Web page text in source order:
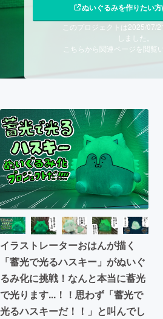
CAMPFIREふるさと納税
ぬいぐるみを作りたい方
このプロジェクトは2025/07/
しました。
こちらから関連ページを閲覧
イラストレーターおはんが描く
「蓄光で光るハスキー」がぬいぐ
るみ化に挑戦！なんと本当に蓄光
で光ります...！！思わず「蓄光で
光るハスキーだ！！」と叫んでし